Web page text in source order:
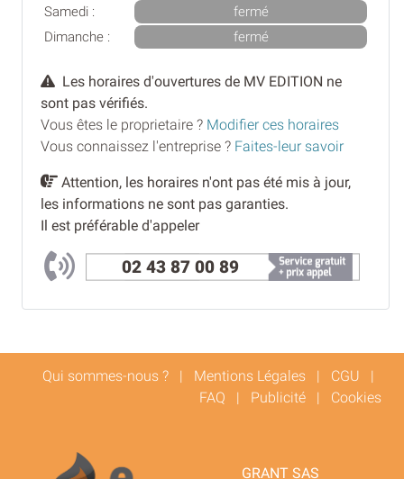
Samedi :
fermé
Dimanche :
fermé
Les horaires d'ouvertures de MV EDITION ne
sont pas vérifiés.
Vous êtes le proprietaire ? Modifier ces horaires
Vous connaissez l'entreprise ? Faites-leur savoir
Attention, les horaires n'ont pas été mis à jour,
les informations ne sont pas garanties.
Il est préférable d'appeler
02 43 87 00 89
Qui sommes-nous ? | Mentions Légales | CGU |
FAQ | Publicité | Cookies
GRANT SAS